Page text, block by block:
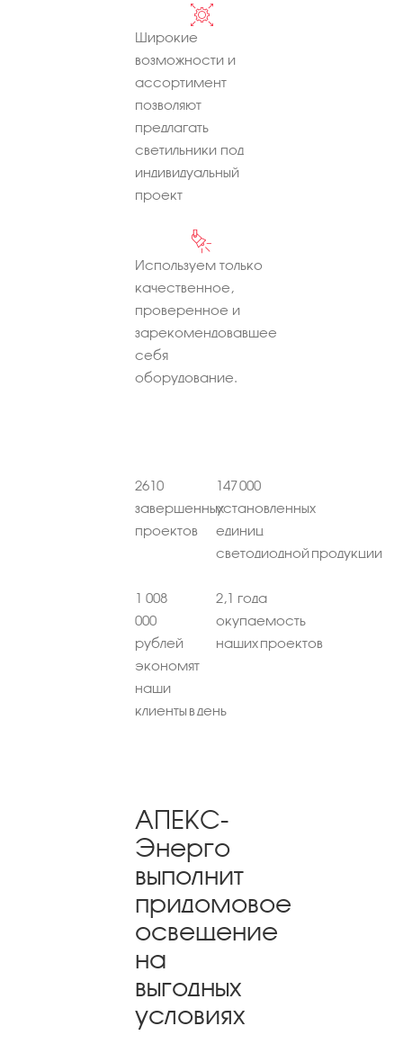
Широкие
возможности и
ассортимент
позволяют
предлагать
светильники под
индивидуальный
проект
Используем только
качественное,
проверенное и
зарекомендовавшее
себя
оборудование.
2610
завершенных
проектов
147 000
установленных
единиц
светодиодной продукции
1 008
000
рублей
экономят
наши
клиенты в день
2,1 года
окупаемость
наших проектов
АПЕКС-
Энерго
выполнит
придомовое
освещение
на
выгодных
условиях